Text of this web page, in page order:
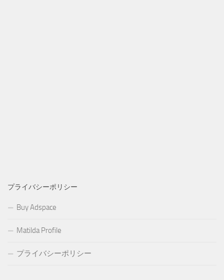
プライバシーポリシー
Buy Adspace
Matilda Profile
プライバシーポリシー